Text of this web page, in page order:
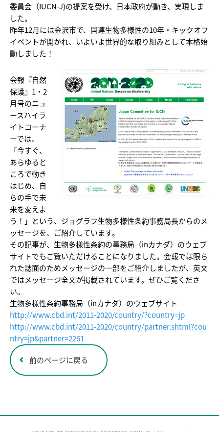
委員会（IUCN-J)の提案を受け、日本政府が動き、実現しま
した。
昨年12月には金沢市で、国連生物多様性の10年・キックオフ
イベントが開かれ、いよいよ世界的な取り組みとして本格始
動しました！
会報『自然
保護』1・2
月号のニュ
ースハイラ
イトコーナ
ーでは、
「今すぐ、
あらゆると
ころで動き
はじめ、自
らの手で未
来を変えよ
う！」という、ジョグラフ生物多様性条約事務局長からのメ
ッセージを、ご紹介しています。
その記事が、生物多様性条約の事務局（inカナダ）のウェブ
サイトでもご覧いただけることになりました。会報では限ら
れた誌面のためメッセージの一部をご紹介しましたが、英文
ではメッセージ全文が掲載されています。ぜひご覧くださ
い。
生物多様性条約事務局（inカナダ）のウェブサイト
http://www.cbd.int/2011-2020/country/?country=jp
http://www.cbd.int/2011-2020/country/partner.shtml?cou
ntry=jp&partner=2261
前のページに戻る